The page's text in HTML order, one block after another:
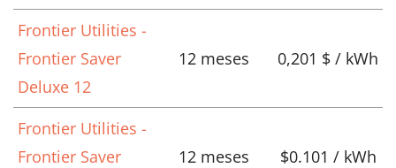
Frontier Utilities -
Frontier Saver
Deluxe 12
12 meses 0,201 $ / kWh
Frontier Utilities -
Frontier Saver
12 meses $0.101 / kWh